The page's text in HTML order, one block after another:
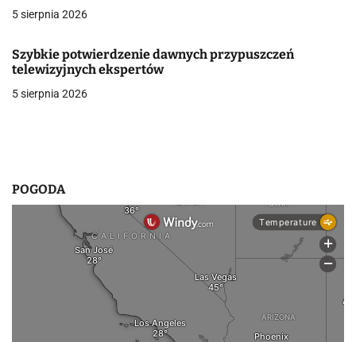
a
p
i
5 sierpnia 2026
Szybkie potwierdzenie dawnych przypuszczeń
telewizyjnych ekspertów
5 sierpnia 2026
POGODA